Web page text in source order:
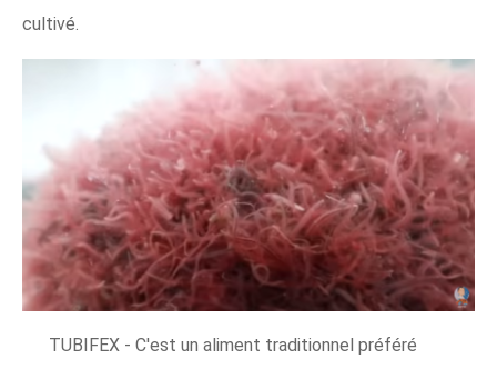
cultivé.
TUBIFEX - C'est un aliment traditionnel préféré